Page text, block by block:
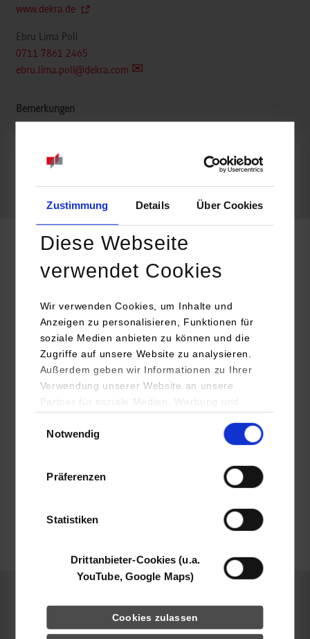
Zustimmung Details Über Cookies
Diese Webseite
verwendet Cookies
Wir verwenden Cookies, um Inhalte und
Anzeigen zu personalisieren, Funktionen für
soziale Medien anbieten zu können und die
Zugriffe auf unsere Website zu analysieren.
Außerdem geben wir Informationen zu Ihrer
Verwendung unserer Website an unsere
Partner für soziale Medien, Werbung und
YouTube, Google Maps) führen diese
Daten zusammen, die Sie ihnen bereitgestellt
haben oder die sie im Rahmen Ihrer Nutzung
Notwendig
Präferenzen
Statistiken
Drittanbieter-Cookies (u.a.
YouTube, Google Maps)
Cookies zulassen
www.dekra.de
Ebru Lima Poli
0711 7861 2465
ebru.lima.poli@dekra.com
DEKRA SE
Handwerkstraße 15
Stuttgart
www.dekra.de
Ebru Lima Poli
Wirtschaftsinformatik / Industrie